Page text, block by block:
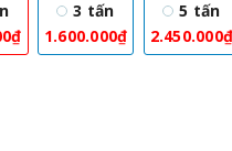
3 tấn
1.600.000₫
5 tấn
2.450.000₫